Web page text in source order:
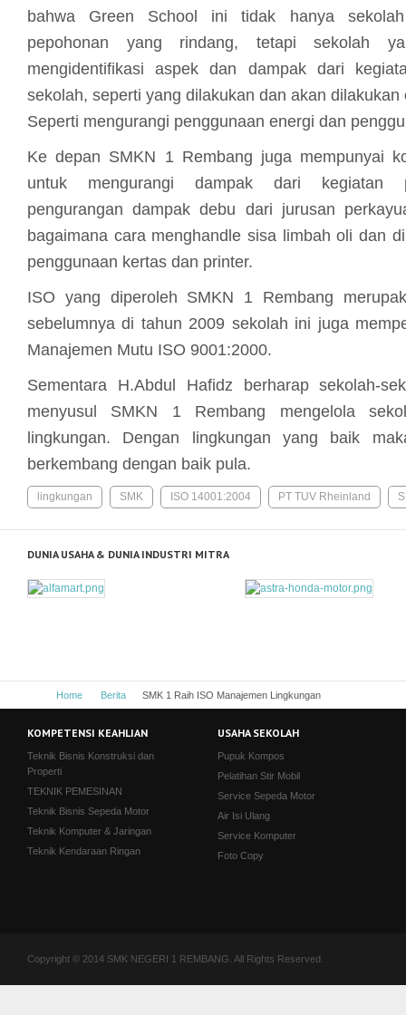
bahwa Green School ini tidak hanya
pepohonan yang rindang, tetapi sekolah
mengidentifikasi aspek dan dampak dari
sekolah, seperti yang dilakukan dan akan
Seperti mengurangi penggunaan energi dan
Ke depan SMKN 1 Rembang juga mempunyai
untuk mengurangi dampak dari kegiatan
pengurangan dampak debu dari jurusan
bagaimana cara menghandle sisa limbah oli dan
penggunaan kertas dan printer.
ISO yang diperoleh SMKN 1 Rembang
sebelumnya di tahun 2009 sekolah ini juga
Manajemen Mutu ISO 9001:2000.
Sementara H.Abdul Hafidz berharap sekolah-
menyusul SMKN 1 Rembang mengelola
lingkungan. Dengan lingkungan yang baik
berkembang dengan baik pula.
lingkungan SMK ISO 14001:2004 PT TUV Rheinland
DUNIA USAHA & DUNIA INDUSTRI MITRA
Home Berita SMK 1 Raih ISO Manajemen Lingkungan
KOMPETENSI KEAHLIAN
Teknik Bisnis Konstruksi dan
Properti
TEKNIK PEMESINAN
Teknik Bisnis Sepeda Motor
Teknik Komputer & Jaringan
Teknik Kendaraan Ringan
USAHA SEKOLAH
Pupuk Kompos
Pelatihan Stir Mobil
Service Sepeda Motor
Air Isi Ulang
Service Komputer
Foto Copy
Copyright © 2014 SMK NEGERI 1 REMBANG. All Rights Reserved.